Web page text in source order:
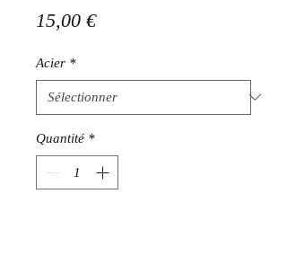
15,00 €Prix
Acier *
Quantité *